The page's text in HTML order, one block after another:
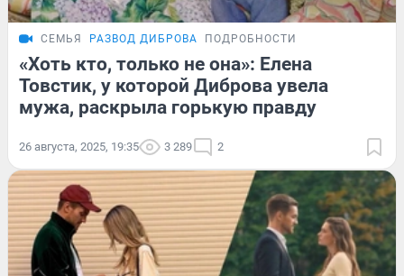
СЕМЬЯ РАЗВОД ДИБРОВА ПОДРОБНОСТИ
«Хоть кто, только не она»: Елена
Товстик, у которой Диброва увела
мужа, раскрыла горькую правду
26 августа, 2025, 19:35 3 289 2